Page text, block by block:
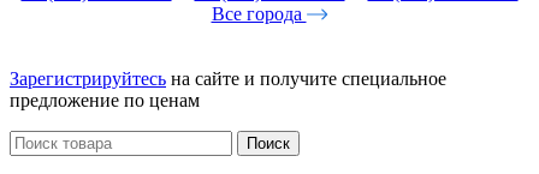
Все города
Зарегистрируйтесь на сайте и получите специальное
предложение по ценам
Поиск